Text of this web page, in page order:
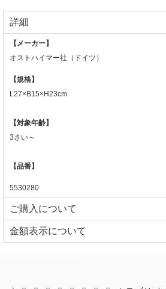
詳細
【メーカー】
オストハイマー社（ドイツ）
【規格】
L27×B15×H23cm
【対象年齢】
3さい～
【品番】
5530280
ご購入について
⾦額表⽰について